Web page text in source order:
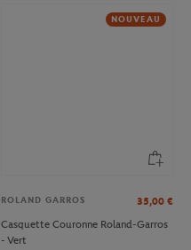
NOUVEAU
ROLAND GARROS 35,00 €
Casquette Couronne Roland-Garros
- Vert